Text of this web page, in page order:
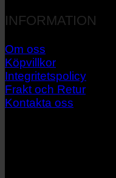
INFORMATION
Om oss
Köpvillkor
Integritetspolicy
Frakt och Retur
Kontakta oss